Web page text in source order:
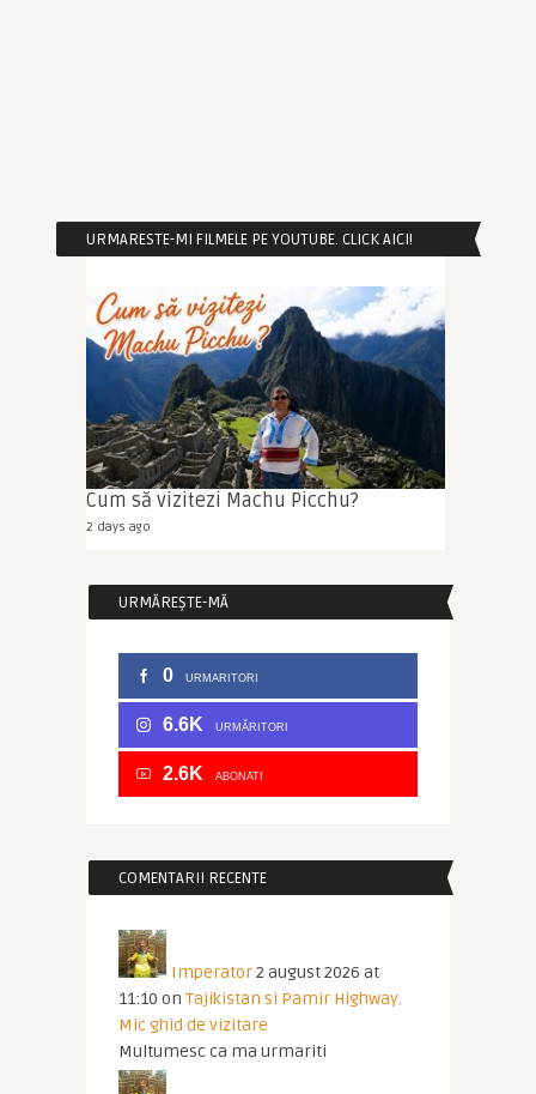
URMARESTE-MI FILMELE PE YOUTUBE. CLICK AICI!
Cum să vizitezi Machu Picchu?
2 days ago
URMĂREȘTE-MĂ
0 URMARITORI
6.6K URMĂRITORI
2.6K ABONATI
COMENTARII RECENTE
Imperator2 august 2026 at
11:10 on Tajikistan si Pamir Highway.
Mic ghid de vizitare
Multumesc ca ma urmariti